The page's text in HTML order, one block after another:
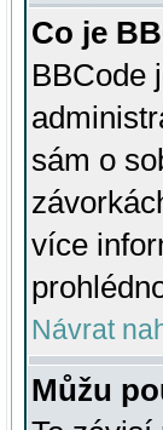
Co je
BBCode
sám o
více
Návrat
Můžu